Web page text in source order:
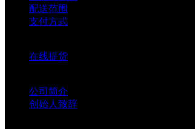
配送范围
支付方式
在线提货
公司简介
创始人致辞